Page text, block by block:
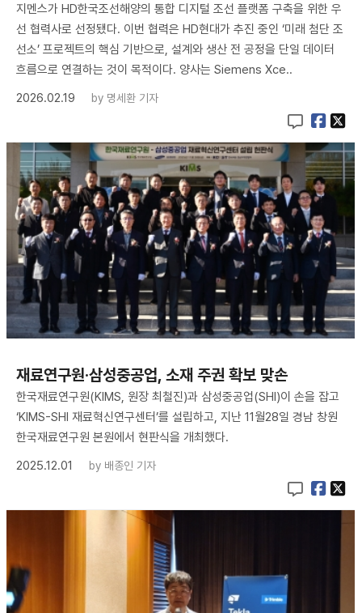
지멘스가 HD한국조선해양의 통합 디지털 조선 플랫폼 구축을 위한 우
선 협력사로 선정됐다. 이번 협력은 HD현대가 추진 중인 ‘미래 첨단 조
선소’ 프로젝트의 핵심 기반으로, 설계와 생산 전 공정을 단일 데이터
흐름으로 연결하는 것이 목적이다. 양사는 Siemens Xce..
2026.02.19
by 명세환 기자
재료연구원·삼성중공업, 소재 주권 확보 맞손
한국재료연구원(KIMS, 원장 최철진)과 삼성중공업(SHI)이 손을 잡고
‘KIMS-SHI 재료혁신연구센터’를 설립하고, 지난 11월28일 경남 창원
한국재료연구원 본원에서 현판식을 개최했다.
2025.12.01
by 배종인 기자